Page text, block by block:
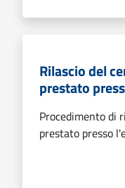
Rilascio del
prestato
Procedimento di
prestato presso